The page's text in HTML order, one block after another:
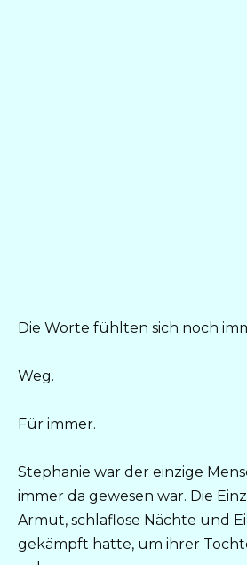
Die Worte fühlten sich noch
Weg.
Für immer.
Stephanie war der einzige
immer da gewesen war. Die
Armut, schlaflose Nächte und
gekämpft hatte, um ihrer